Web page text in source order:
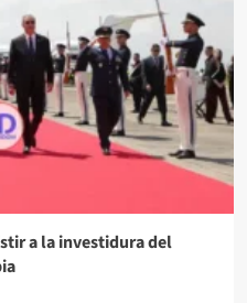
a la investidura del